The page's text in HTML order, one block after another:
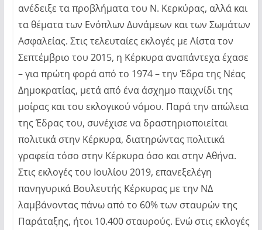
ανέδειξε τα προβλήματα του Ν. Κερκύρας, αλλά και
τα θέματα των Ενόπλων Δυνάμεων και των Σωμάτων
Ασφαλείας. Στις τελευταίες εκλογές με Λίστα τον
Σεπτέμβριο του 2015, η Κέρκυρα αναπάντεχα έχασε
– για πρώτη φορά από το 1974 – την Έδρα της Νέας
Δημοκρατίας, μετά από ένα άσχημο παιχνίδι της
μοίρας και του εκλογικού νόμου. Παρά την απώλεια
της Έδρας του, συνέχισε να δραστηριοποιείται
πολιτικά στην Κέρκυρα, διατηρώντας πολιτικά
γραφεία τόσο στην Κέρκυρα όσο και στην Αθήνα.
Στις εκλογές του Ιουλίου 2019, επανεξελέγη
πανηγυρικά Βουλευτής Κέρκυρας με την ΝΔ
λαμβάνοντας πάνω από το 60% των σταυρών της
Παράταξης, ήτοι 10.400 σταυρούς. Ενώ στις εκλογές